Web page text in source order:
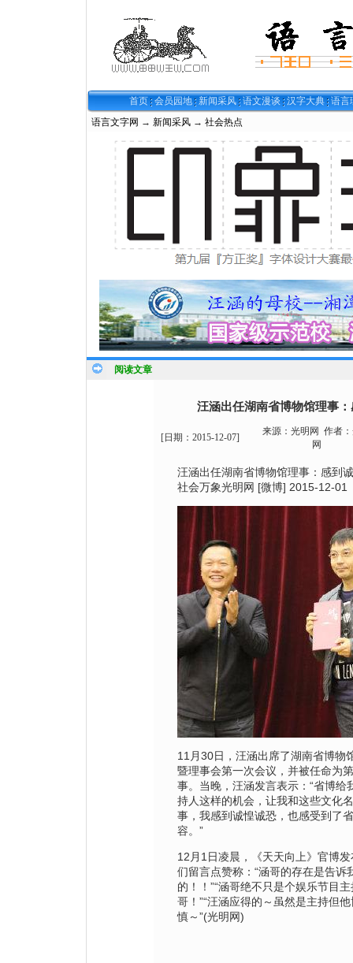
首页 会员园地 新闻采风 语文漫谈 汉字大典 语言
语言文字网 → 新闻采风 → 社会热点
阅读文章
汪涵出任湖南省博物馆理事
[日期： 2015-12-07]
来源： 光明网 作者：
网
汪涵出任湖南省博物馆理事：感到
社会万象光明网 [微博] 2015-12-01
11月30日，汪涵出席了湖南省博物
暨理事会第一次会议，并被任命为
事。当晚，汪涵发言表示：“省博给
持人这样的机会，让我和这些文化
事，我感到诚惶诚恐，也感受到了
容。”
12月1日凌晨，《天天向上》官博
们留言点赞称：“涵哥的存在是告诉
的！！”“涵哥绝不只是个娱乐节目
哥！”“汪涵应得的～虽然是主持但
慎～”(光明网)